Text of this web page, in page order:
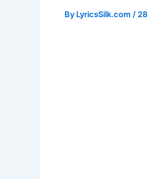
By LyricsSilk.com /